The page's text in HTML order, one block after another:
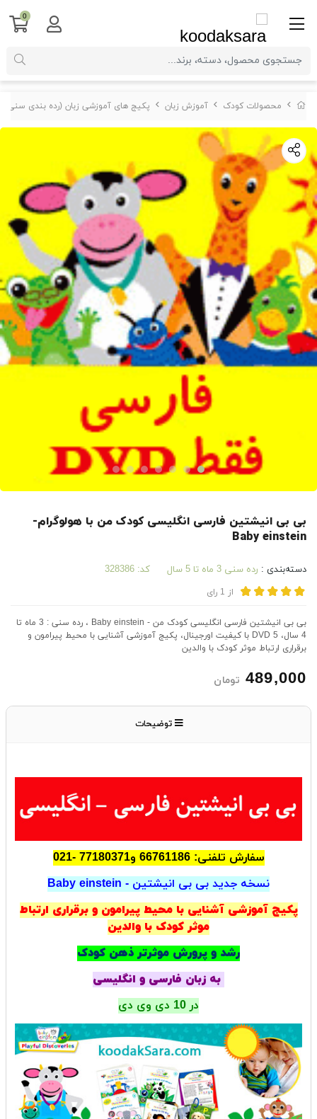
محصولات کودک آموزش زبان پکیج های آموزشی زبان (رده بندی سنی )
بی بی انیشتین فارسی انگلیسی کودک من با هولوگرام-
Baby einstein
دسته‌بندی : رده سنی 3 ماه تا 5 سال کد:
از 1 رای
بی بی انیشتین فارسی انگلیسی کودک من - Baby einstein ، رده سنی : 3 ماه تا
4 سال، 5 DVD با کیفیت اورجینال، پکیج آموزشی آشنایی با محیط پیرامون و
برقراری ارتباط موثر کودک با والدین
489,000 تومان
توضیحات
سفارش تلفنی: 66761186 و 77180371
-021
نسخه جدید بی بی انیشتین - Baby einstein
پکیج آموزشی آشنایی با محیط پیرامون و برقراری ارتباط
موثر کودک با والدین
رشد و پرورش موثرتر ذهن کودک
به زبان فارسی و انگلیسی
در 10 دی وی دی
0